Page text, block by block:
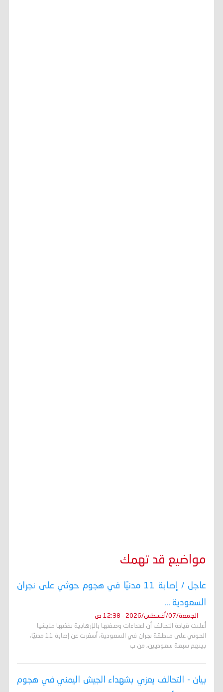
مواضيع قد تهمك
عاجل / إصابة 11 مدنيًا في هجوم حوثي على نجران
السعودية ...
الجمعة/07/أغسطس/2026 - 12:38 ص
أعلنت قيادة التحالف أن اعتداءات وصفتها بالإرهابية نفذتها مليشيا
الحوثي على منطقة نجران في السعودية، أسفرت عن إصابة 11 مدنيًا،
بينهم سبعة سعوديين، من ب
بيان - التحالف يعزي بشهداء الجيش اليمني في هجوم